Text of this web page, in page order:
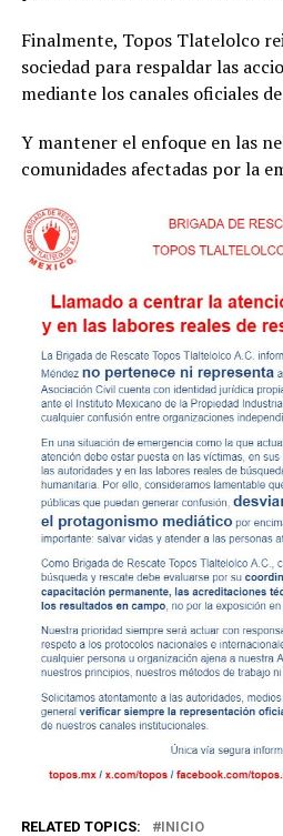
Finalmente, Topos Tlatelolco
sociedad para respaldar las
mediante los canales oficiales
Y mantener el enfoque en las
comunidades afectadas por la
RELATED TOPICS: INICIO